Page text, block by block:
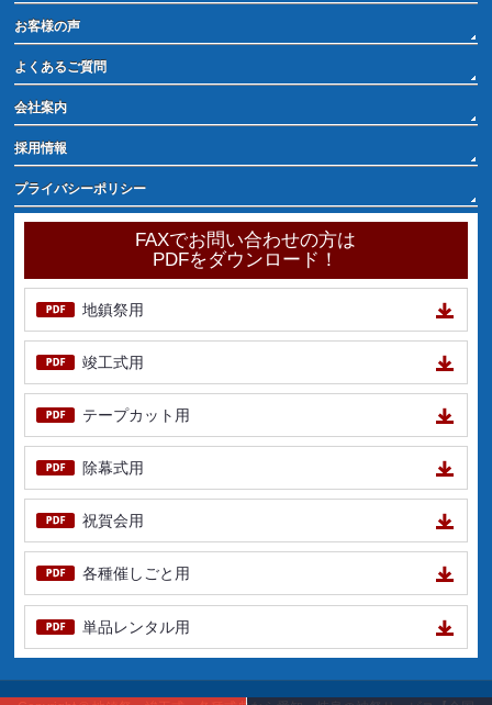
お客様の声
よくあるご質問
会社案内
採用情報
プライバシーポリシー
FAXでお問い合わせの方は
PDFをダウンロード！
地鎮祭用
竣工式用
テープカット用
除幕式用
祝賀会用
各種催しごと用
単品レンタル用